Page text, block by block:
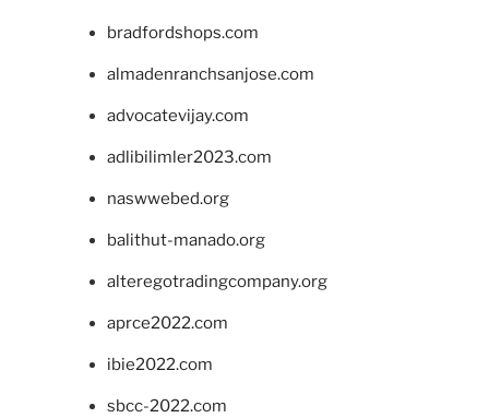
bradfordshops.com
almadenranchsanjose.com
advocatevijay.com
adlibilimler2023.com
naswwebed.org
balithut-manado.org
alteregotradingcompany.org
aprce2022.com
ibie2022.com
sbcc-2022.com